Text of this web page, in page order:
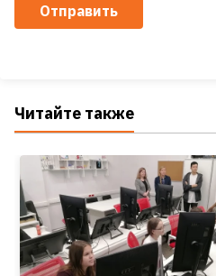
Отправить
Читайте также